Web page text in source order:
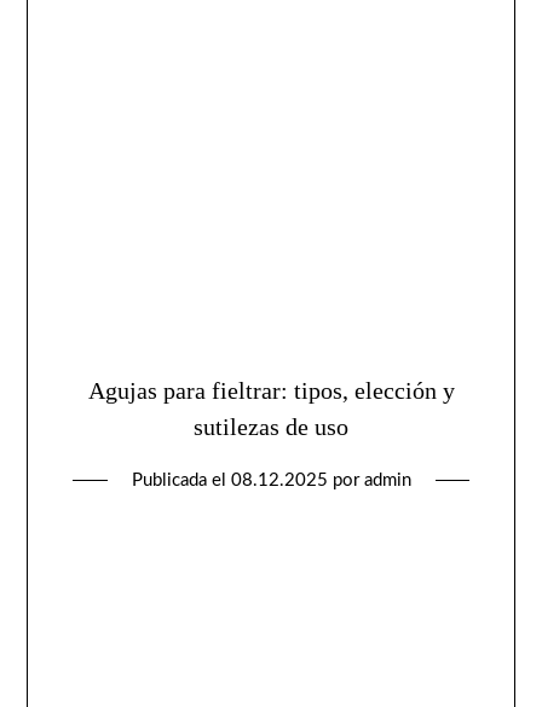
Agujas para fieltrar: tipos, elección y
sutilezas de uso
Publicada el 08.12.2025 por admin